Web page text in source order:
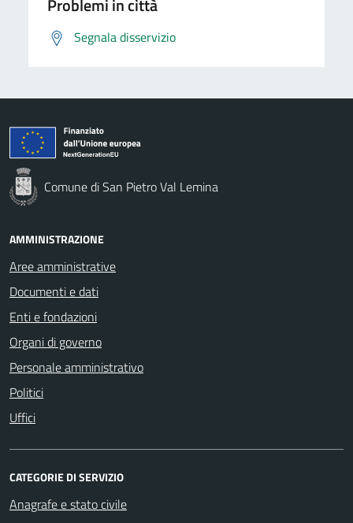
Problemi in città
Segnala disservizio
Comune di San Pietro Val Lemina
AMMINISTRAZIONE
Aree amministrative
Documenti e dati
Enti e fondazioni
Organi di governo
Personale amministrativo
Politici
Uffici
CATEGORIE DI SERVIZIO
Anagrafe e stato civile